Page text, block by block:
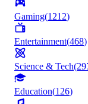
Gaming(1212)
Entertainment(468)
Science & Tech(
Education(126)